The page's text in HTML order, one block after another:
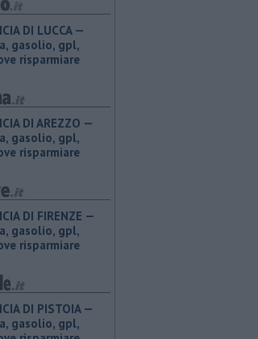
DI LUCCA —
gasolio, gpl,
risparmiare
DI AREZZO —
gasolio, gpl,
risparmiare
DI FIRENZE —
gasolio, gpl,
risparmiare
DI PISTOIA —
gasolio, gpl,